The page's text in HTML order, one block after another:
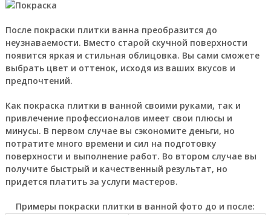
После покраски плитки ванна преобразится до
неузнаваемости. Вместо старой скучной поверхности
появится яркая и стильная облицовка. Вы сами сможете
выбрать цвет и оттенок, исходя из ваших вкусов и
предпочтений.
Как покраска плитки в ванной своими руками, так и
привлечение профессионалов имеет свои плюсы и
минусы. В первом случае вы сэкономите деньги, но
потратите много времени и сил на подготовку
поверхности и выполнение работ. Во втором случае вы
получите быстрый и качественный результат, но
придется платить за услуги мастеров.
Примеры покраски плитки в ванной фото до и после: